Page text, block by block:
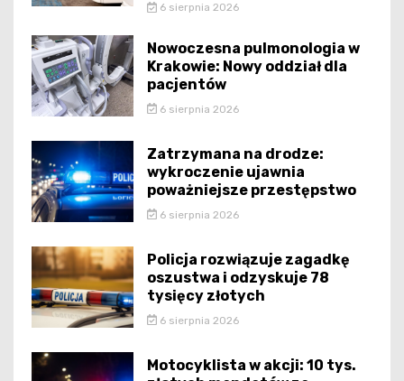
6 sierpnia 2026
Nowoczesna pulmonologia w
Krakowie: Nowy oddział dla
pacjentów
6 sierpnia 2026
Zatrzymana na drodze:
wykroczenie ujawnia
poważniejsze przestępstwo
6 sierpnia 2026
Policja rozwiązuje zagadkę
oszustwa i odzyskuje 78
tysięcy złotych
6 sierpnia 2026
Motocyklista w akcji: 10 tys.